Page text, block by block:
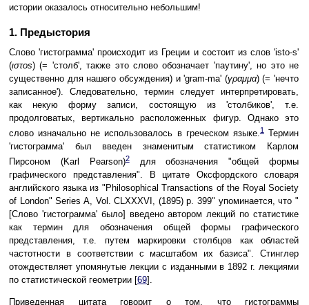
истории оказалось относительно небольшим!
1. Предыстория
Слово 'гистограмма' происходит из Греции и состоит из слов 'isto-s'
(ιστοs) (= 'столб', также это слово обозначает 'паутину', но это не
существенно для нашего обсуждения) и 'gram-ma' (γραμμα) (= 'нечто
записанное'). Следовательно, термин следует интерпретировать,
как некую форму записи, состоящую из 'столбиков', т.е.
продолговатых, вертикально расположенных фигур. Однако это
слово изначально не использовалось в греческом языке.1Термин
'гистограмма' был введен знаменитым статистиком Карлом
Пирсоном (Karl Pearson)2для обозначения "общей формы
графического представления". В цитате Оксфордского словаря
английского языка из "Philosophical Transactions of the Royal Society
of London" Series A, Vol. CLXXXVI, (1895) p. 399" упоминается, что "
[Слово 'гистограмма' было] введено автором лекций по статистике
как термин для обозначения общей формы графического
представления, т.е. путем маркировки столбцов как областей
частотности в соответствии с масштабом их базиса". Стинглер
отождествляет упомянутые лекции с изданными в 1892 г. лекциями
по статистической геометрии [69].
Приведенная цитата говорит о том, что гистограммы